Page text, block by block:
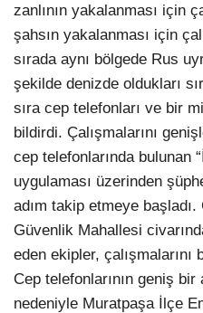
zanlının yakalanması için
şahsın yakalanması için
sırada aynı bölgede Rus
şekilde denizde oldukları
sıra cep telefonları ve bir
bildirdi. Çalışmalarını
cep telefonlarında bulunan
uygulaması üzerinden
adım takip etmeye başladı.
Güvenlik Mahallesi
eden ekipler, çalışmalarını
Cep telefonlarının geniş
nedeniyle Muratpaşa İlçe